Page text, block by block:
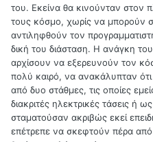
του. Εκείνα θα κινούνταν στον
τους κόσμο, χωρίς να μπορούν
αντιληφθούν τον
δική του διάσταση. Η ανάγκη
αρχίσουν να εξερευνούν τον
πολύ καιρό, να ανακάλυπταν
από δυο στάθμες, τις οποίες
διακριτές ηλεκτρικές τάσεις ή
σταματούσαν ακριβώς εκεί
επέτρεπε να σκεφτούν πέρα